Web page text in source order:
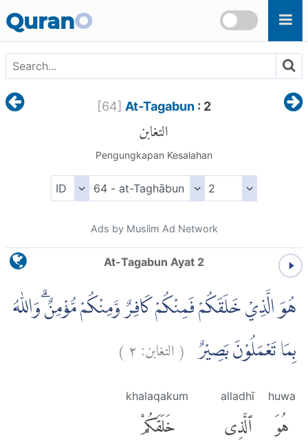
QuranO
[64] At-Tagabun: 2
التغابن
Pengungkapan Kesalahan
Ads by Muslim Ad Network
At-Tagabun Ayat 2
هُوَ الَّذِيْ خَلَقَكُمْ فَمِنْكُمْ كَافِرٌ وَّمِنْكُمْ مُّؤْمِنٌۗ وَاللّٰهُ
بِمَا تَعْمَلُوْنَ بَصِيْرٌ (التغابن:٢)
huwa
هُوَ
alladhī
ٱلَّذِى
khalaqakum
خَلَقَكُمْ